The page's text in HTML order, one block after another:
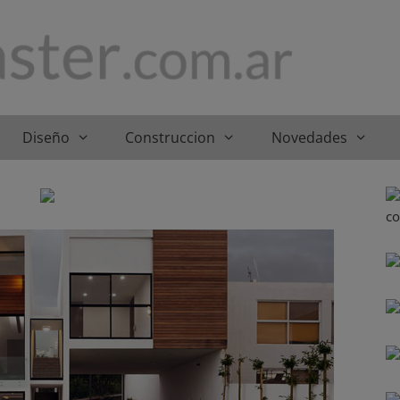
Diseño Construccion Novedades